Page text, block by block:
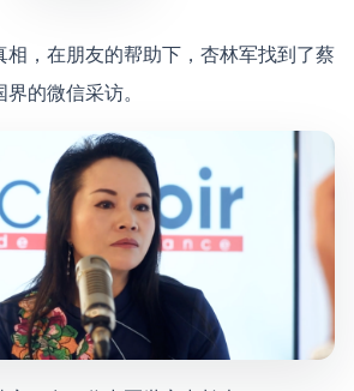
相，在朋友的帮助下，杏林军找到了蔡
的微信采访。